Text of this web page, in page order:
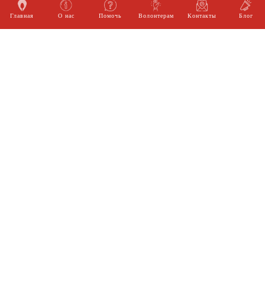
Главная О нас Помочь Волонтерам Контакты Блог